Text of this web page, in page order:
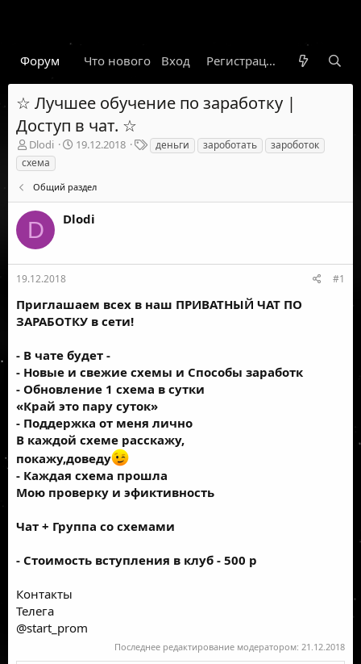
Форум Что нового Гарант Новости
Вход Регистрация
☆ Лучшее обучение по заработку |
Доступ в чат. ☆
А
в
т
о
р
т
м
Dlodi
Д
а
н
а
19.12.2018
Т
е
деньги зароботать
зароботок
схема
Общий раздел
D Dlodi
19.12.2018 #1
Приглашаем всех в наш ПРИВАТНЫЙ ЧАТ ПО
ЗАРАБОТКУ в сети!
- В чате будет -
- Новые и свежие схемы и Способы заработк
- Обновление 1 схема в сутки
«Край это пару суток»
- Поддержка от меня лично
В каждой схеме расскажу,
покажу,доведу
- Каждая схема прошла
Мою проверку и эфиктивность
Чат + Группа со схемами
- Стоимость вступления в клуб - 500 р
Контакты
Телега
@start_prom
Последнее редактирование модератором: 21.12.2018